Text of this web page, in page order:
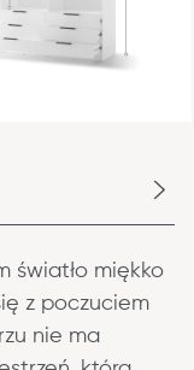
światło miękko
z poczuciem
nie ma